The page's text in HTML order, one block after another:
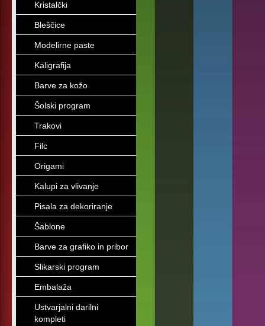
Kristalčki
Bleščice
Modelirne paste
Kaligrafija
Barve za kožo
Šolski program
Trakovi
Filc
Origami
Kalupi za vlivanje
Pisala za dekoriranje
Šablone
Barve za grafiko in pribor
Slikarski program
Embalaža
Ustvarjalni darilni
kompleti